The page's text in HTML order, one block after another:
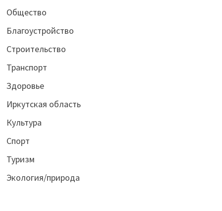
Общество
Благоустройство
Строительство
Транспорт
Здоровье
Иркутская область
Культура
Спорт
Туризм
Экология/природа